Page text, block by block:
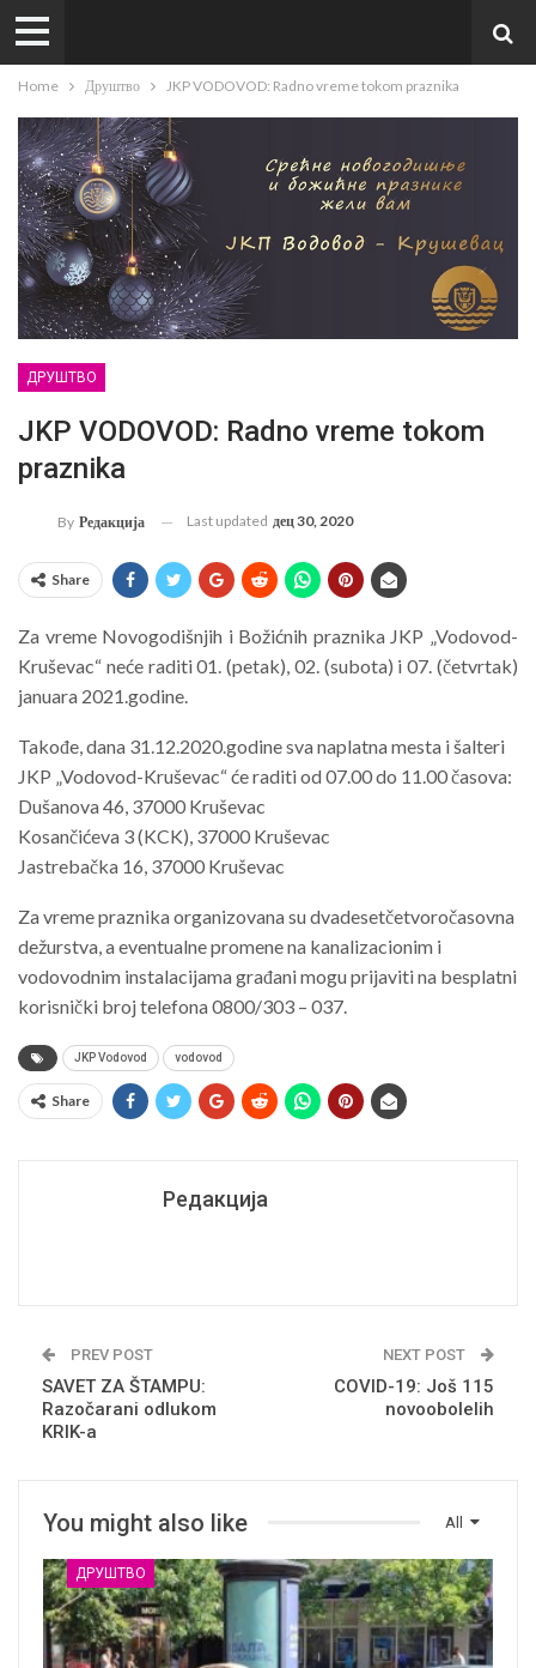
Home Друштво JKP VODOVOD: Radno vreme tokom praznika
ДРУШТВО
JKP VODOVOD: Radno vreme tokom
praznika
By Редакција Last updated дец 30, 2020
Share
Za vreme Novogodišnjih i Božićnih praznika JKP „Vodovod-
Kruševac“ neće raditi 01. (petak), 02. (subota) i 07. (četvrtak)
januara 2021.godine.
Takođe, dana 31.12.2020.godine sva naplatna mesta i šalteri
JKP „Vodovod-Kruševac“ će raditi od 07.00 do 11.00 časova:
Dušanova 46, 37000 Kruševac
Kosančićeva 3 (KCK), 37000 Kruševac
Jastrebačka 16, 37000 Kruševac
Za vreme praznika organizovana su dvadesetčetvoročasovna
dežurstva, aeventualne promene na kanalizacionim i
vodovodnim instalacijama građanimogu prijaviti na besplatni
korisnički broj telefona 0800/303 – 037.
JKP Vodovod vodovod
Share
Редакција
PREV POST
SAVET ZA ŠTAMPU:
Razočarani odlukom
KRIK-a
NEXT POST
COVID-19: Još 115
novoobolelih
All
You might also like
ДРУШТВО